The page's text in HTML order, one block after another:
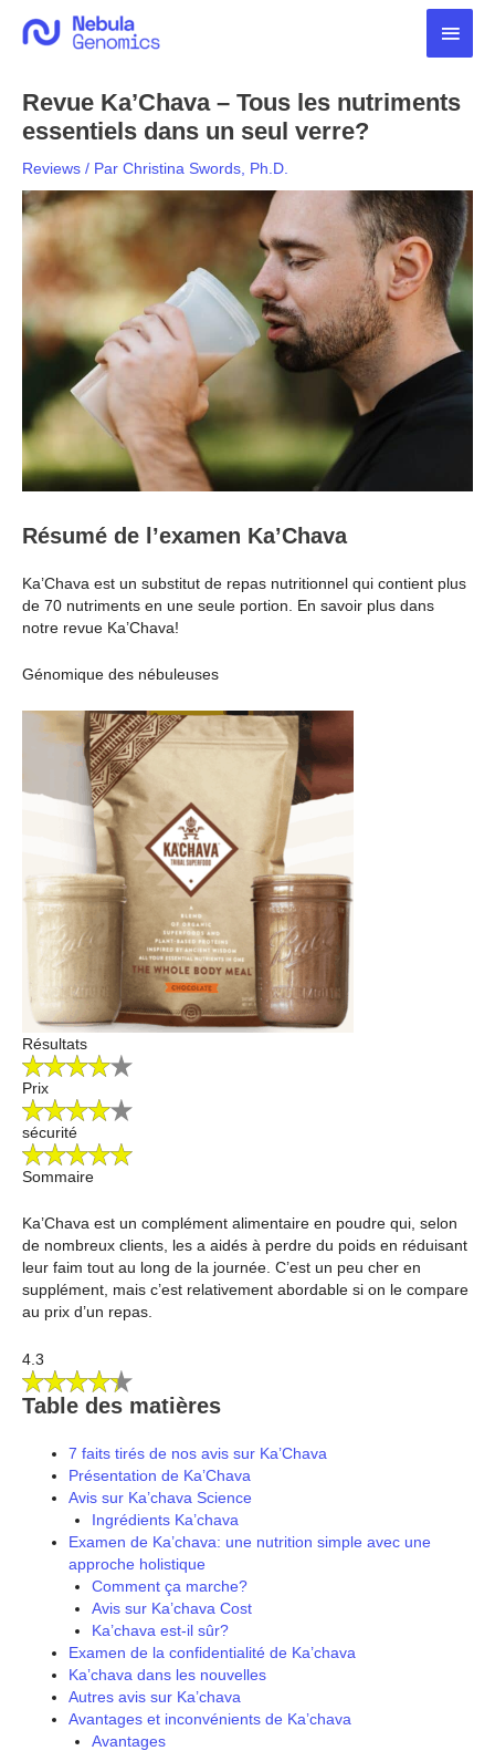
Revue Ka’Chava – Tous les nutriments
essentiels dans un seul verre?
Reviews / Par Christina Swords, Ph.D.
Résumé de l’examen Ka’Chava
Ka’Chava est un substitut de repas nutritionnel qui contient plus
de 70 nutriments en une seule portion. En savoir plus dans
notre revue Ka’Chava!
Génomique des nébuleuses
Résultats
Prix
sécurité
Sommaire
Ka’Chava est un complément alimentaire en poudre qui, selon
de nombreux clients, les a aidés à perdre du poids en réduisant
leur faim tout au long de la journée. C’est un peu cher en
supplément, mais c’est relativement abordable si on le compare
au prix d’un repas.
4.3
Table des matières
7 faits tirés de nos avis sur Ka’Chava
Présentation de Ka’Chava
Avis sur Ka’chava Science
Ingrédients Ka’chava
Examen de Ka’chava: une nutrition simple avec une
approche holistique
Comment ça marche?
Avis sur Ka’chava Cost
Ka’chava est-il sûr?
Examen de la confidentialité de Ka’chava
Ka’chava dans les nouvelles
Autres avis sur Ka’chava
Avantages et inconvénients de Ka’chava
Avantages